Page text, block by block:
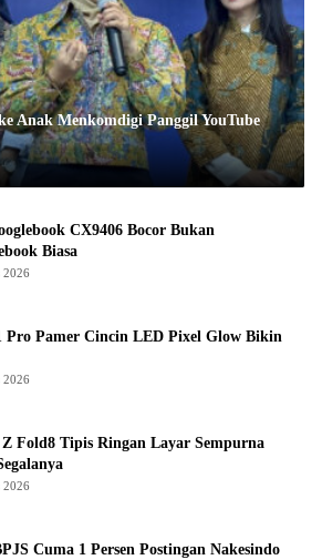
Anak Menkomdigi Panggil YouTube
CX9406 Bocor Bukan
Biasa
2026
Pro Pamer Cincin LED Pixel Glow Bikin
2026
Fold8 Tipis Ringan Layar Sempurna
2026
Cuma 1 Persen Postingan Nakesindo